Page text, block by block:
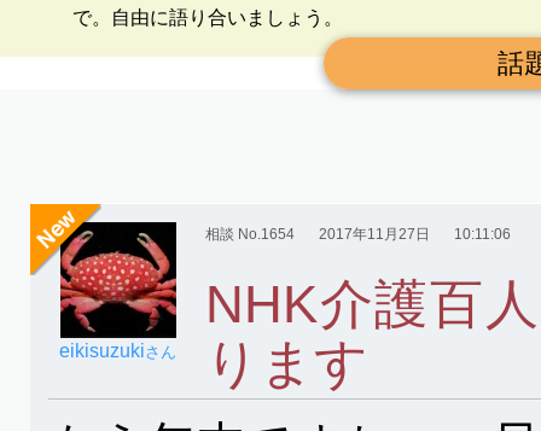
で。自由に語り合いましょう。
話
eikisuzukiさん
相談 No.1654 2017年11月27日 10:11:06
NHK介護百
ります